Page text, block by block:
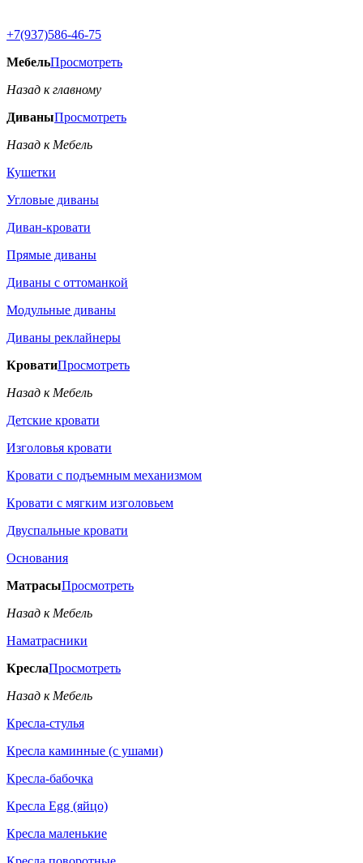
+7(937)586-46-75
МебельПросмотреть
Назад к главному
ДиваныПросмотреть
Назад к Мебель
Кушетки
Угловые диваны
Диван-кровати
Прямые диваны
Диваны с оттоманкой
Модульные диваны
Диваны реклайнеры
КроватиПросмотреть
Назад к Мебель
Детские кровати
Изголовья кровати
Кровати с подъемным механизмом
Кровати с мягким изголовьем
Двуспальные кровати
Основания
МатрасыПросмотреть
Назад к Мебель
Наматрасники
КреслаПросмотреть
Назад к Мебель
Кресла-стулья
Кресла каминные (с ушами)
Кресла-бабочка
Кресла Egg (яйцо)
Кресла маленькие